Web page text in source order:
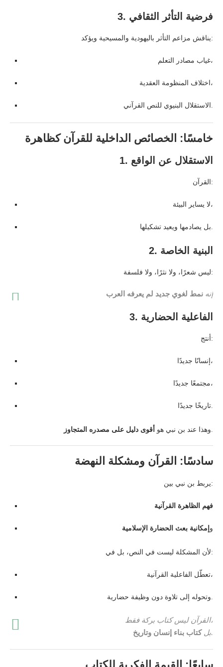
3. فرضية التأثر الثقافي
يناقش مزاعم التأثر باليهودية والمسيحية ويؤكد:
غياب مصادر التعلم،
اختلاف المنظومة العقدية،
الاستقلال البنيوي للنص القرآني.
خامسًا: الخصائص الداخلية للقرآن كظاهرة
1. الاستقلال عن الواقع
القرآن:
لا يساير البيئة،
بل يصادمها ويعيد تشكيلها.
2. البنية الخاصة
ليس شعرًا، ولا نثرًا، ولا فلسفة:
إنه نمط لغوي جديد لم يعرفه العرب
3. الفاعلية الحضارية
أنتج:
إنسانًا جديدًا،
مجتمعًا جديدًا،
تاريخًا جديدًا.
وهذا عند بن نبي هو أقوى دليل على مصدره المتجاوز .
سادسًا: القرآن ومشكلة النهضة
يربط بن نبي بين:
فهم الظاهرة القرآنية
و إمكانية بعث الحضارة الإسلامية
لأن المشكلة ليست في النص، بل في:
تعطّل الفاعلية القرآنية،
وتحوله إلى تلاوة دون وظيفة حضارية.
القرآن ليس كتاب بركة فقط،
بلكتاب بناء إنسان وتاريخ .